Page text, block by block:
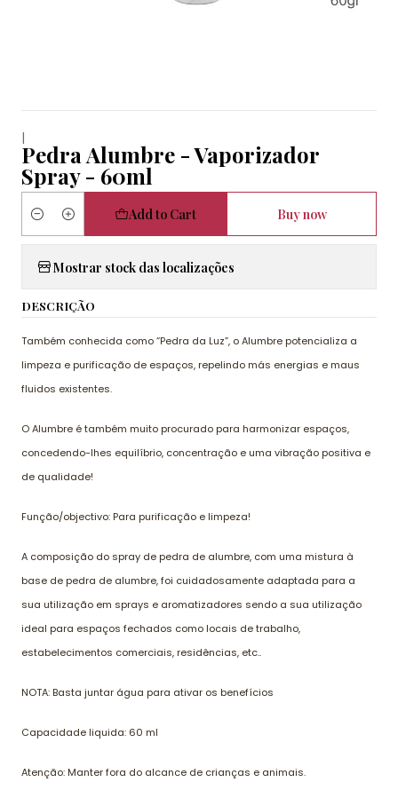
|
Pedra Alumbre - Vaporizador
Spray - 60ml
Quantity
Add to Cart Buy now
Mostrar stock das localizações
DESCRIÇÃO
Também conhecida como “Pedra da Luz”, o Alumbre potencializa a
limpeza e purificação de espaços, repelindo más energias e maus
fluidos existentes.
O Alumbre é também muito procurado para harmonizar espaços,
concedendo-lhes equilíbrio, concentração e uma vibração positiva e
de qualidade!
Função/objectivo: Para purificação e limpeza!
A composição do spray de pedra de alumbre, com uma mistura à
base de pedra de alumbre, foi cuidadosamente adaptada para a
sua utilização em sprays e aromatizadores sendo a sua utilização
ideal para espaços fechados como locais de trabalho,
estabelecimentos comerciais, residências, etc..
NOTA: Basta juntar água para ativar os benefícios
Capacidade liquida: 60 ml
Atenção: Manter fora do alcance de crianças e animais.